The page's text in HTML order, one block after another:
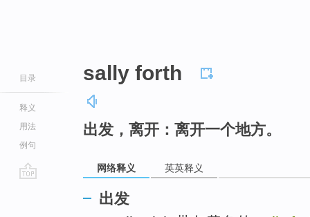
目录
释义
用法
例句
sally forth
出发，离开：离开一个地方。
网络释义 英英释义
出发